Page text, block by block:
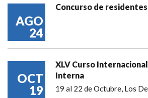
AGO
24
Concurso de
OCT
19
XLV Curso
Interna
19 al 22 de Octubre, Los